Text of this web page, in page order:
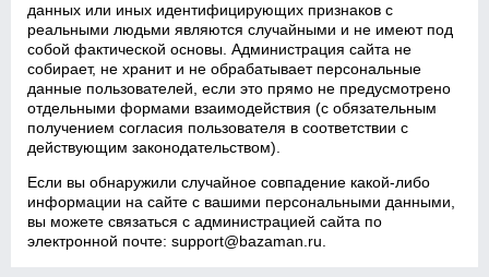
данных или иных идентифицирующих признаков с
реальными людьми являются случайными и не имеют под
собой фактической основы. Администрация сайта не
собирает, не хранит и не обрабатывает персональные
данные пользователей, если это прямо не предусмотрено
отдельными формами взаимодействия (с обязательным
получением согласия пользователя в соответствии с
действующим законодательством).
Если вы обнаружили случайное совпадение какой‑либо
информации на сайте с вашими персональными данными,
вы можете связаться с администрацией сайта по
электронной почте:support@bazaman.ru